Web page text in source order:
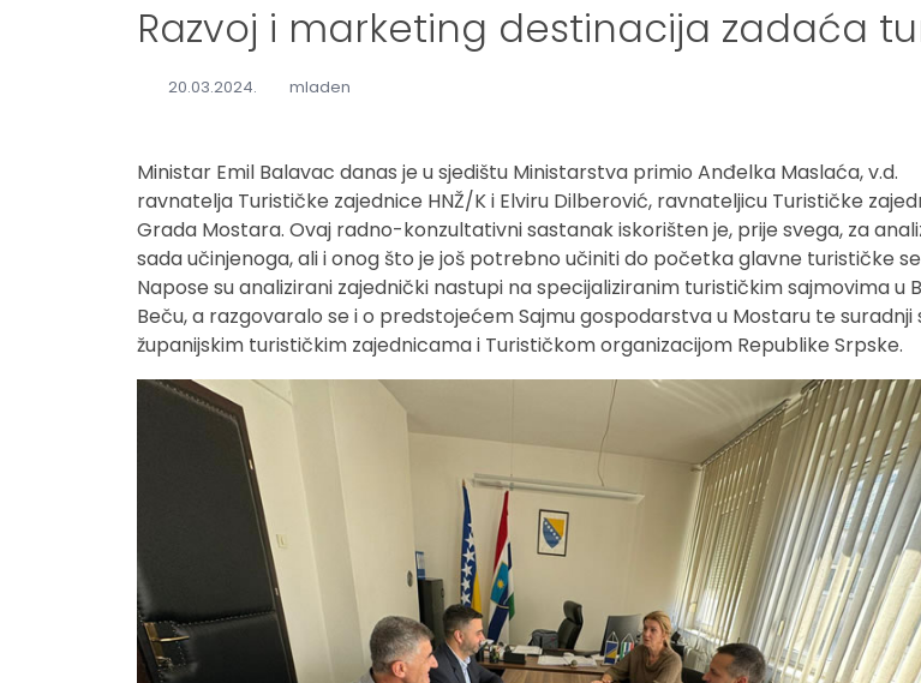
Razvoj i marketing destinacija zadaća
20.03.2024. mladen
Ministar Emil Balavac danas je u sjedištu Ministarstva primio Anđelka Maslaća, v.d.
ravnatelja Turističke zajednice HNŽ/K i Elviru Dilberović, ravnateljicu Turističke
Grada Mostara. Ovaj radno-konzultativni sastanak iskorišten je, prije svega, za
sada učinjenoga, ali i onog što je još potrebno učiniti do početka glavne turističke
Napose su analizirani zajednički nastupi na specijaliziranim turističkim sajmovima u
Beču, a razgovaralo se i o predstojećem Sajmu gospodarstva u Mostaru te suradnji
županijskim turističkim zajednicama i Turističkom organizacijom Republike Srpske.